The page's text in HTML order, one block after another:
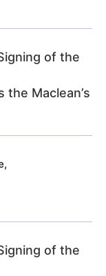
of the
the Maclean’s
,
of the